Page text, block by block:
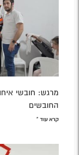
מרגש: חובשי
החובשים
קרא עוד »